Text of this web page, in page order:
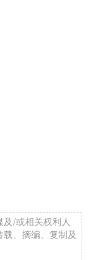
/或相关权利人
、摘编、复制及